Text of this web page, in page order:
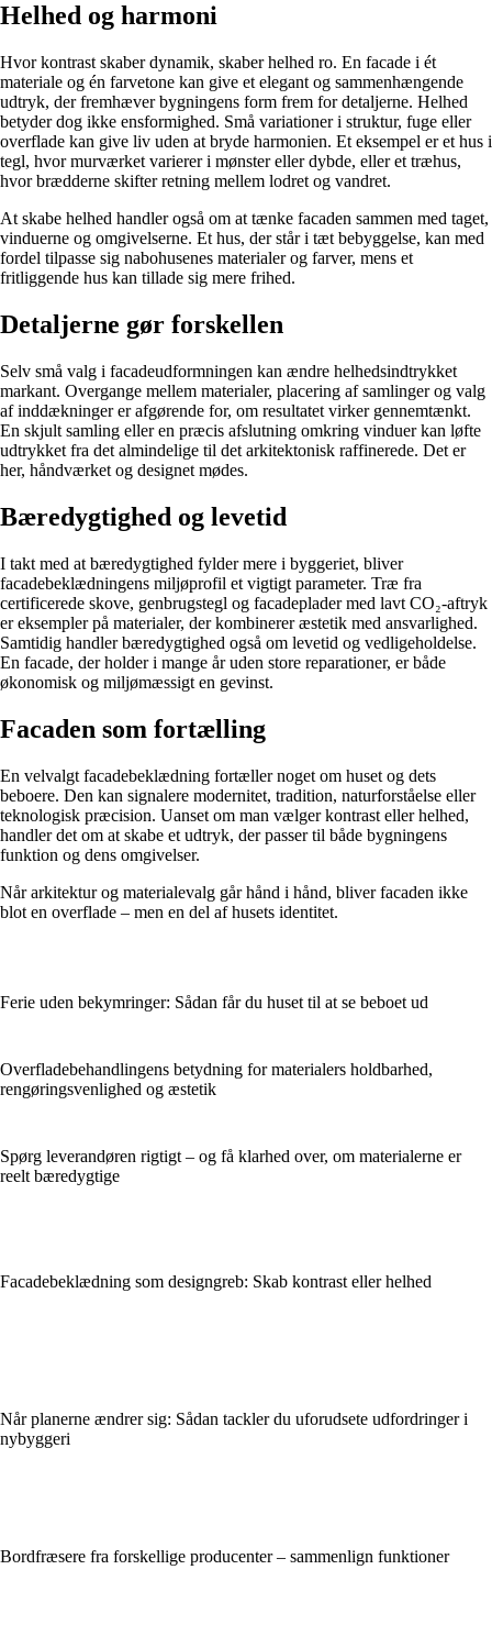
Helhed og harmoni
Hvor kontrast skaber dynamik, skaber helhed ro. En facade i ét
materiale og én farvetone kan give et elegant og sammenhængende
udtryk, der fremhæver bygningens form frem for detaljerne. Helhed
betyder dog ikke ensformighed. Små variationer i struktur, fuge eller
overflade kan give liv uden at bryde harmonien. Et eksempel er et hus i
tegl, hvor murværket varierer i mønster eller dybde, eller et træhus,
hvor brædderne skifter retning mellem lodret og vandret.
At skabe helhed handler også om at tænke facaden sammen med taget,
vinduerne og omgivelserne. Et hus, der står i tæt bebyggelse, kan med
fordel tilpasse sig nabohusenes materialer og farver, mens et
fritliggende hus kan tillade sig mere frihed.
Detaljerne gør forskellen
Selv små valg i facadeudformningen kan ændre helhedsindtrykket
markant. Overgange mellem materialer, placering af samlinger og valg
af inddækninger er afgørende for, om resultatet virker gennemtænkt.
En skjult samling eller en præcis afslutning omkring vinduer kan løfte
udtrykket fra det almindelige til det arkitektonisk raffinerede. Det er
her, håndværket og designet mødes.
Bæredygtighed og levetid
I takt med at bæredygtighed fylder mere i byggeriet, bliver
facadebeklædningens miljøprofil et vigtigt parameter. Træ fra
certificerede skove, genbrugstegl og facadeplader med lavt CO₂-aftryk
er eksempler på materialer, der kombinerer æstetik med ansvarlighed.
Samtidig handler bæredygtighed også om levetid og vedligeholdelse.
En facade, der holder i mange år uden store reparationer, er både
økonomisk og miljømæssigt en gevinst.
Facaden som fortælling
En velvalgt facadebeklædning fortæller noget om huset og dets
beboere. Den kan signalere modernitet, tradition, naturforståelse eller
teknologisk præcision. Uanset om man vælger kontrast eller helhed,
handler det om at skabe et udtryk, der passer til både bygningens
funktion og dens omgivelser.
Når arkitektur og materialevalg går hånd i hånd, bliver facaden ikke
blot en overflade – men en del af husets identitet.
Ferie uden bekymringer: Sådan får du huset til at se beboet ud
Overfladebehandlingens betydning for materialers holdbarhed,
rengøringsvenlighed og æstetik
Spørg leverandøren rigtigt – og få klarhed over, om materialerne er
reelt bæredygtige
Facadebeklædning som designgreb: Skab kontrast eller helhed
Når planerne ændrer sig: Sådan tackler du uforudsete udfordringer i
nybyggeri
Bordfræsere fra forskellige producenter – sammenlign funktioner